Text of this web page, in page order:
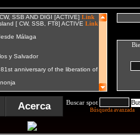
Acerca Buscar spot
Búsqueda avanzada